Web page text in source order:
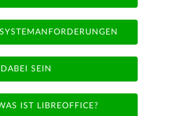
SYSTEMANFORDERUNGEN
DABEI SEIN
IST LIBREOFFICE?